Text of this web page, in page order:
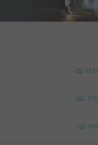
175
316
106